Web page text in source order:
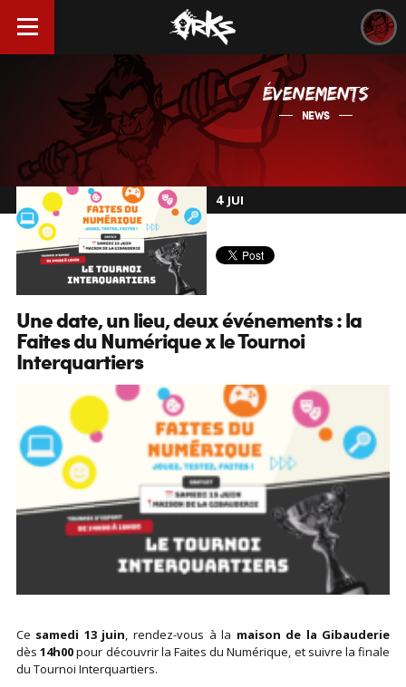
ÉVENEMENTS
NEWS
4 JUI
Une date, un lieu, deux événements : la
Faites du Numérique x le Tournoi
Interquartiers
Ce samedi 13 juin, rendez-vous à la maison de la Gibauderie
dès14h00pour découvrir la Faites du Numérique, et suivre la finale
du Tournoi Interquartiers.